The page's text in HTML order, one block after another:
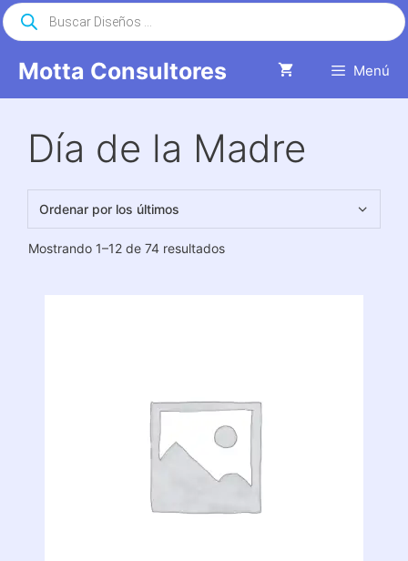
Saltar
al
Motta Consultores Menú
Búsqueda
de
productos
Día de la Madre
Mostrando 1–12 de 74 resultadosOrdenado